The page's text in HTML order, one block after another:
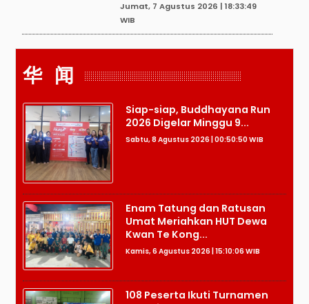
Jumat, 7 Agustus 2026 | 18:33:49
WIB
华 闻
Siap-siap, Buddhayana Run
2026 Digelar Minggu 9...
Sabtu, 8 Agustus 2026 | 00:50:50 WIB
Enam Tatung dan Ratusan
Umat Meriahkan HUT Dewa
Kwan Te Kong...
Kamis, 6 Agustus 2026 | 15:10:06 WIB
108 Peserta Ikuti Turnamen